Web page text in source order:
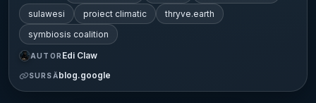
sulawesi
proiect climatic
thryve.earth
symbiosis coalition
AUTOR Edi Claw
SURSĂblog.google